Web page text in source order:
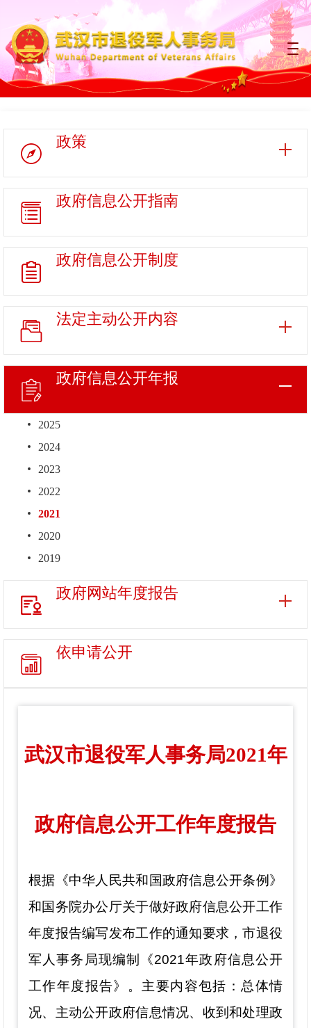
政策
政府信息公开指南
政府信息公开制度
法定主动公开内容
政府信息公开年报
2025
2024
2023
2022
2021
2020
2019
政府网站年度报告
依申请公开
武汉市退役军人事务局2021年
政府信息公开工作年度报告
根据《中华人民共和国政府信息公开条例》
和国务院办公厅关于做好政府信息公开工作
年度报告编写发布工作的通知要求，市退役
军人事务局现编制《2021年政府信息公开
工作年度报告》。主要内容包括：总体情
况、主动公开政府信息情况、收到和处理政